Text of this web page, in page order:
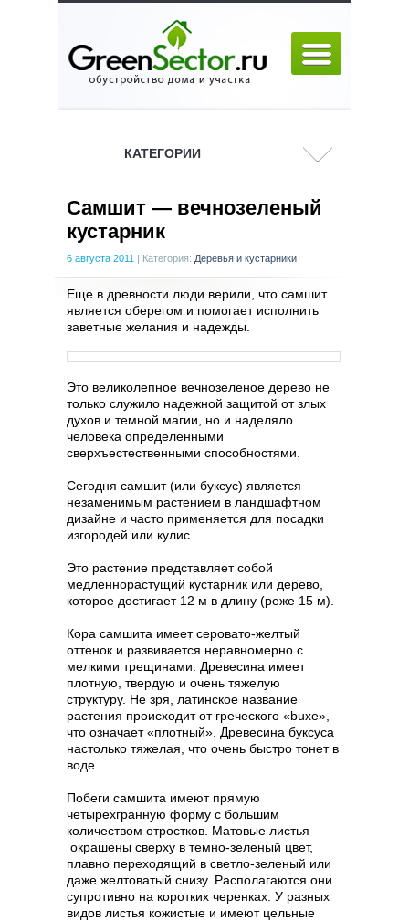
КАТЕГОРИИ
Самшит — вечнозеленый
кустарник
6 августа 2011 | Категория: Деревья и кустарники
Еще в древности люди верили, что самшит
является оберегом и помогает исполнить
заветные желания и надежды.
Это великолепное вечнозеленое дерево не
только служило надежной защитой от злых
духов и темной магии, но и наделяло
человека определенными
сверхъестественными способностями.
Сегодня самшит (или буксус) является
незаменимым растением в ландшафтном
дизайне и часто применяется для посадки
изгородей или кулис.
Это растение представляет собой
медленнорастущий кустарник или дерево,
которое достигает 12 м в длину (реже 15 м).
Кора самшита имеет серовато-желтый
оттенок и развивается неравномерно с
мелкими трещинами. Древесина имеет
плотную, твердую и очень тяжелую
структуру. Не зря, латинское название
растения происходит от греческого «buxe»,
что означает «плотный». Древесина буксуса
настолько тяжелая, что очень быстро тонет в
воде.
Побеги самшита имеют прямую
четырехгранную форму с большим
количеством отростков. Матовые листья
окрашены сверху в темно-зеленый цвет,
плавно переходящий в светло-зеленый или
даже желтоватый снизу. Располагаются они
супротивно на коротких черенках. У разных
видов листья кожистые и имеют цельные